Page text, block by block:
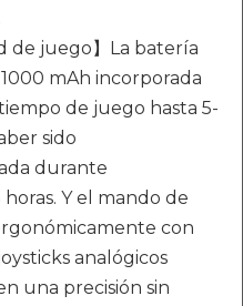
de juego】La batería
mAh incorporada
de juego hasta 5-
sido
durante
Y el mando de
con
analógicos
una precisión sin